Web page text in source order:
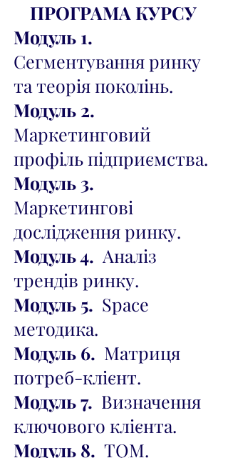
ПРОГРАМА КУРСУ
Модуль 1.
Сегментування ринку
та теорія поколінь.
Модуль 2.
Маркетинговий
профіль підприємства.
Модуль 3.
Маркетингові
дослідження ринку.
Модуль 4. Аналіз
трендів ринку.
Модуль 5. Space
методика.
Модуль 6. Матриця
потреб-клієнт.
Модуль 7. Визначення
ключового клієнта.
Модуль 8. TQM.